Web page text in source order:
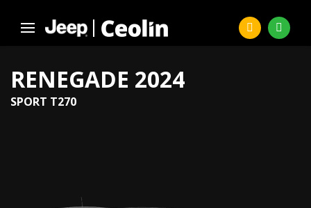
RENEGADE 2024
SPORT T270